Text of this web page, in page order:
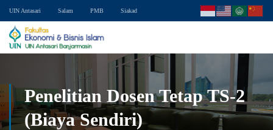
UIN Antasari Salam PMB Siakad
Penelitian Dosen Tetap TS-2
(Biaya Sendiri)